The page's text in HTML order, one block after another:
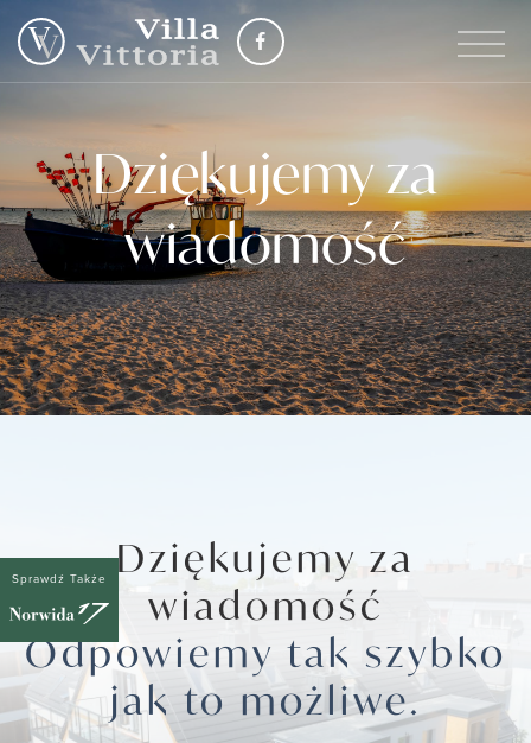
Sprawdź Także
Dziękujemy za
wiadomość
Dziękujemy za
wiadomość
Odpowiemy tak szybko
jak to możliwe.